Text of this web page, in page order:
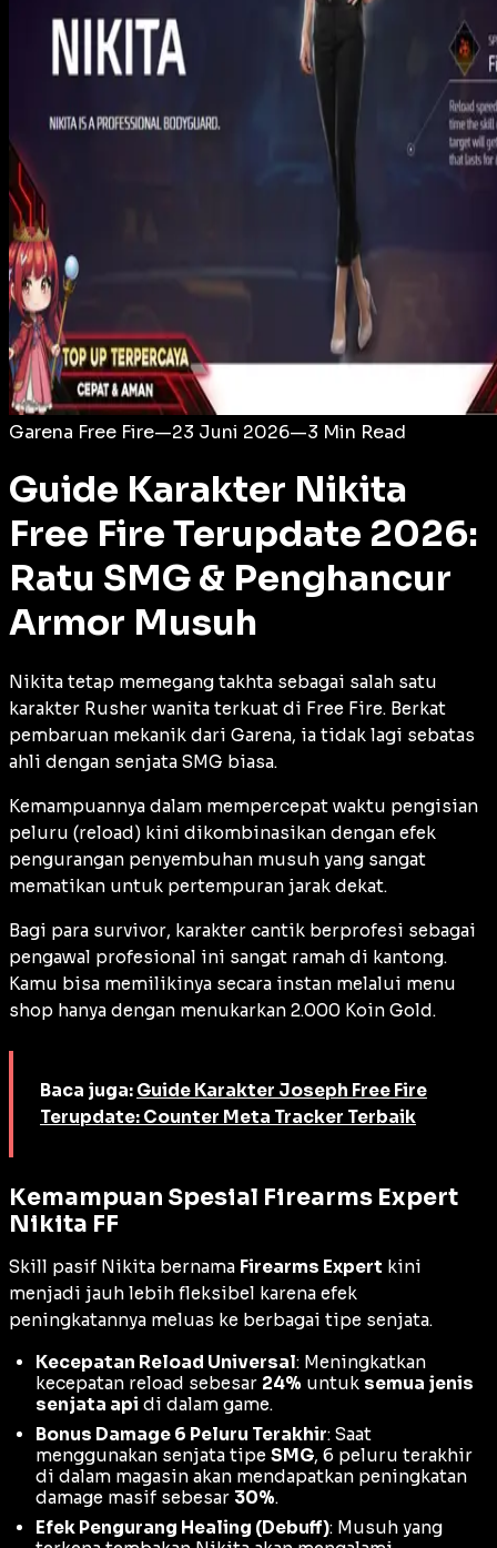
Garena Free Fire—23 Juni 2026—3 Min Read
Guide Karakter Nikita
Free Fire Terupdate 2026:
Ratu SMG & Penghancur
Armor Musuh
Nikita tetap memegang takhta sebagai salah satu
karakter Rusher wanita terkuat di Free Fire. Berkat
pembaruan mekanik dari Garena, ia tidak lagi sebatas
ahli dengan senjata SMG biasa.
Kemampuannya dalam mempercepat waktu pengisian
peluru (reload) kini dikombinasikan dengan efek
pengurangan penyembuhan musuh yang sangat
mematikan untuk pertempuran jarak dekat.
Bagi para survivor, karakter cantik berprofesi sebagai
pengawal profesional ini sangat ramah di kantong.
Kamu bisa memilikinya secara instan melalui menu
shop hanya dengan menukarkan 2.000 Koin Gold.
Baca juga: Guide Karakter Joseph Free Fire
Terupdate: Counter Meta Tracker Terbaik
Kemampuan Spesial Firearms Expert
Nikita FF
Skill pasif Nikita bernama Firearms Expert kini
menjadi jauh lebih fleksibel karena efek
peningkatannya meluas ke berbagai tipe senjata.
Kecepatan Reload Universal: Meningkatkan
kecepatan reload sebesar 24% untuk semua jenis
senjata api di dalam game.
Bonus Damage 6 Peluru Terakhir: Saat
menggunakan senjata tipe SMG, 6 peluru terakhir
di dalam magasin akan mendapatkan peningkatan
damage masif sebesar 30%.
Efek Pengurang Healing (Debuff): Musuh yang